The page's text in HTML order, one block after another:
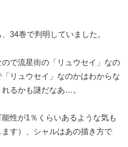
34巻で判明していました。
で流星街の「リュウセイ」なの
リュウセイ」なのかはわからな
るかも謎だなあ…。
性が1％くらいあるような気も
す）、シャルはあの描き方で